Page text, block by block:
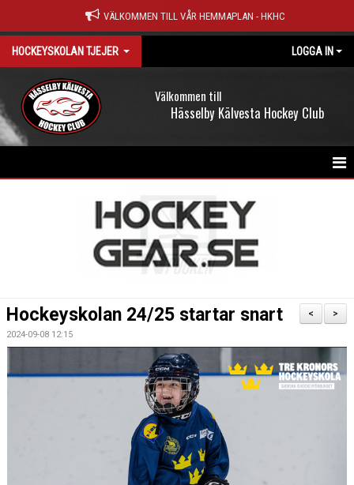
VÄLKOMMEN TILL VÅR HEMMAPLAN - HKHC
HOCKEYSKOLAN TJEJER LOGGA IN
Hässelby Kälvesta Hockey Club
Välkommen till
KONTAKT
ANMÄLAN HOCKEYSKOLAN 26/27
INSTAGRAM HKHC HOCKEYSKOLA
>
<
Hockeyskolan 24/25 startar snart
2024-09-08 12:15